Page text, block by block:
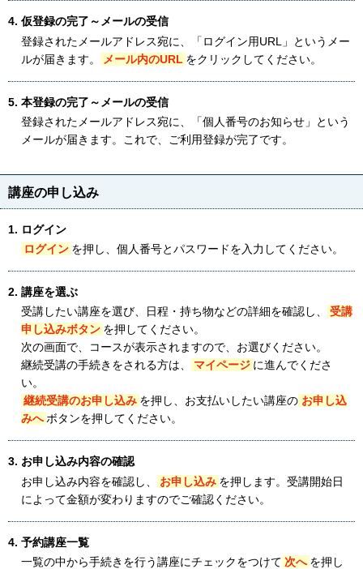
4. 仮登録の完了～メールの受信
登録されたメールアドレス宛に、「ログイン用URL」というメー
ルが届きます。
メール内のURL をクリックしてください。
5. 本登録の完了～メールの受信
登録されたメールアドレス宛に、「個人番号のお知らせ」という
メールが届きます。これで、ご利用登録が完了です。
講座の申し込み
1. ログイン
ログイン を押し、個人番号とパスワードを入力してください。
2. 講座を選ぶ
受講したい講座を選び、日程・持ち物などの詳細を確認し、
受講
申し込みボタン を押してください。
次の画面で、コースが表示されますので、お選びください。
継続受講の手続きをされる方は、
マイページ に進んでくださ
い。
継続受講のお申し込み を押し、お支払いしたい講座の お申し込
みへボタンを押してください。
3. お申し込み内容の確認
お申し込み内容を確認し、
お申し込み を押します。受講開始日
によって金額が変わりますのでご確認ください。
4. 予約講座一覧
一覧の中から手続きを行う講座にチェックをつけて 次へ を押し